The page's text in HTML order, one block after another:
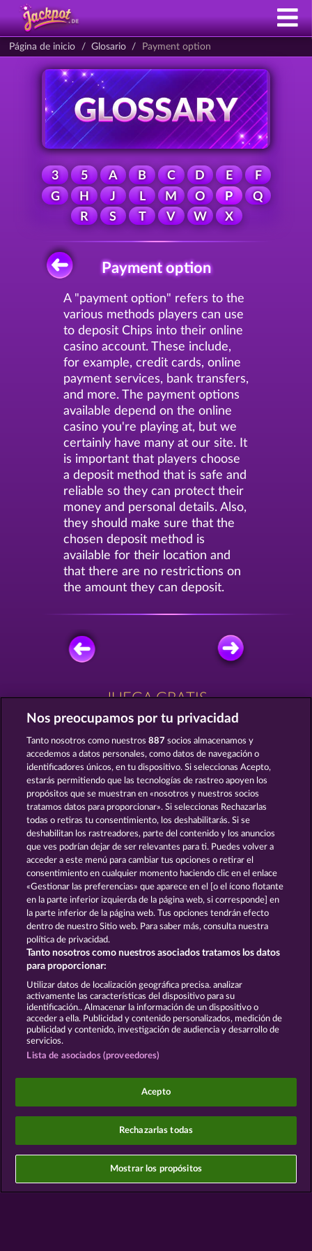
Página de inicio Glosario Payment option
3 5 A B C D E
F
G
H J L M O P
Q
R
S T V W X
Payment option
A "payment option" refers to the
various methods players can use
to deposit Chips into their online
casino account. These include,
for example, credit cards, online
payment services, bank transfers,
and more. The payment options
available depend on the online
casino you're playing at, but we
certainly have many at our site. It
is important that players choose
a deposit method that is safe and
reliable so they can protect their
money and personal details. Also,
they should make sure that the
chosen deposit method is
available for their location and
that there are no restrictions on
the amount they can deposit.
JUEGA GRATIS
EGGSTRA WILDS THE THREE MUSKETEERS
THE WARLOCKS BOOK THE BLACK BOOK OF PIRATES
Términos y condiciones
Declaración de privacidad Aviso Legal
Empresa FAQ Glosario
Programa de afiliados
Enviar solicitud de desistimiento
Los juegos de casino social están pensados
exclusivamente para el ocio y no influyen en la
posibilidad de tener éxito posteriormente en el
juego con dinero real.
Nos preocupamos por tu privacidad
Tanto nosotros como nuestros887 socios almacenamos y
accedemos a datos personales, como datos de navegación o
identificadores únicos, en tu dispositivo. Si seleccionas Acepto,
estarás permitiendo que las tecnologías de rastreo apoyen los
propósitos que se muestran en «nosotros y nuestros socios
tratamos datos para proporcionar». Si seleccionas Rechazarlas
todas o retiras tu consentimiento, los deshabilitarás. Si se
deshabilitan los rastreadores, parte del contenido y los anuncios
que ves podrían dejar de ser relevantes para ti. Puedes volver a
acceder a este menú para cambiar tus opciones o retirar el
consentimiento en cualquier momento haciendo clic en el enlace
«Gestionar las preferencias» que aparece en el [o el ícono flotante
en la parte inferior izquierda de la página web, si corresponde] en
la parte inferior de la página web. Tus opciones tendrán efecto
dentro de nuestro Sitio web. Para saber más, consulta nuestra
política de privacidad.
Tanto nosotros como nuestros asociados tratamos los datos
para proporcionar:
Utilizar datos de localización geográfica precisa. analizar
activamente las características del dispositivo para su
identificación.. Almacenar la información de un dispositivo o
acceder a ella. Publicidad y contenido personalizados, medición de
publicidad y contenido, investigación de audiencia y desarrollo de
servicios.
Lista de asociados (proveedores)
Acepto
Rechazarlas todas
Mostrar los propósitos